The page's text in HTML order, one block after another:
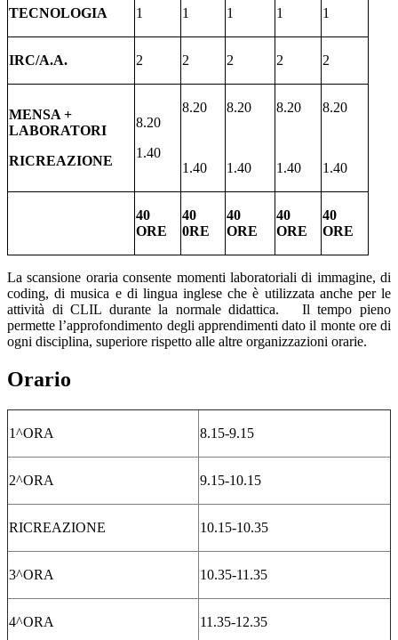
TECNOLOGIA 1 1 1 1 1
IRC/A.A. 2 2 2 2 2
MENSA +
LABORATORI
RICREAZIONE
8.20
1.40
8.20
1.40
8.20
1.40
8.20
1.40
8.20
1.40
40
ORE
40
0RE
40
ORE
40
ORE
40
ORE
La scansione oraria consente momenti laboratoriali di immagine, di
coding, di musica e di lingua inglese che è utilizzata anche per le
attività di CLIL durante la normale didattica. Il tempo pieno
permette l’approfondimento degli apprendimenti dato il monte ore di
ogni disciplina, superiore rispetto alle altre organizzazioni orarie.
Orario
1^ORA 8.15-9.15
2^ORA 9.15-10.15
RICREAZIONE 10.15-10.35
3^ORA 10.35-11.35
4^ORA 11.35-12.35